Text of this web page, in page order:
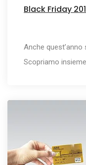
Black Friday
Anche quest’anno
Scopriamo insieme…